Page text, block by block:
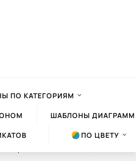
ПО КАТЕГОРИЯМ
ШАБЛОНЫ ДИАГРАММ
ПО ЦВЕТУ